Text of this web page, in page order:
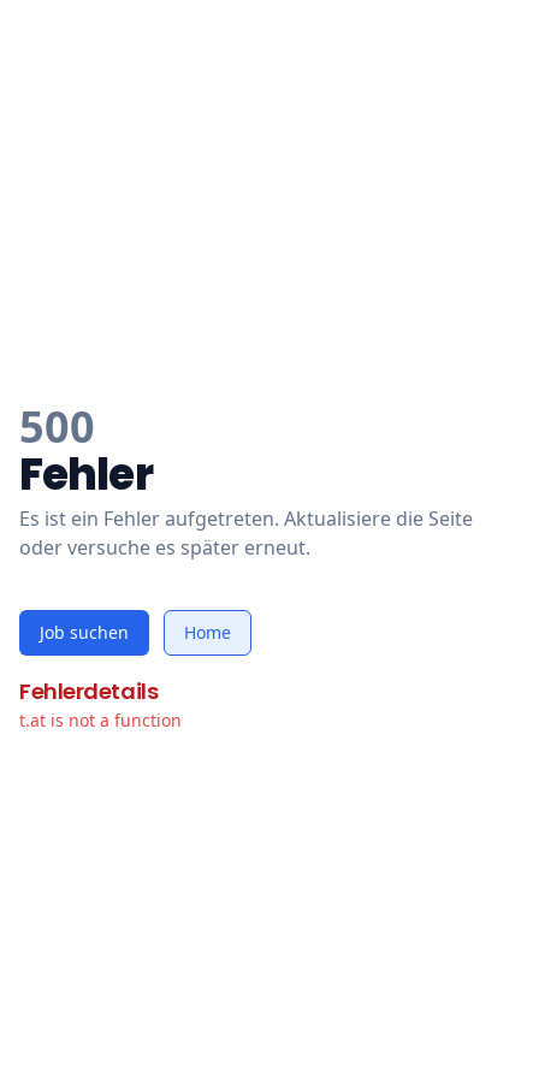
500
Fehler
Es ist ein Fehler aufgetreten. Aktualisiere die Seite
oder versuche es später erneut.
Job suchen Home
Fehlerdetails
t.at is not a function